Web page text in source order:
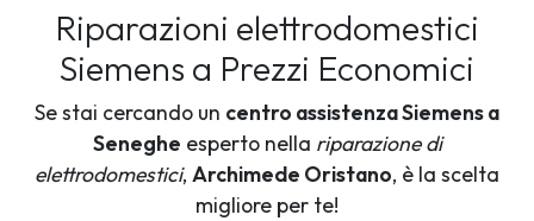
Riparazioni elettrodomestici
Siemens a Prezzi Economici
Se stai cercando un centro assistenza Siemens a
Seneghe esperto nella riparazione di
elettrodomestici, Archimede Oristano, è la scelta
migliore per te!